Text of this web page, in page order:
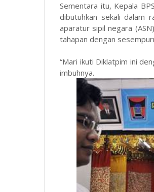
Sementara itu, Kepala
dibutuhkan sekali dalam
aparatur sipil negara
tahapan dengan
“Mari ikuti Diklatpim ini
imbuhnya.